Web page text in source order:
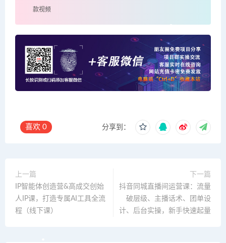
款视频
喜欢 0 分享到：
上一篇
IP智能体创造营&高成交创始
人IP课，打造专属AI工具全流
程（线下课）
下一篇
抖音同城直播间运营课：流量
破层级、主播话术、团单设
计、后台实操，新手快速起量